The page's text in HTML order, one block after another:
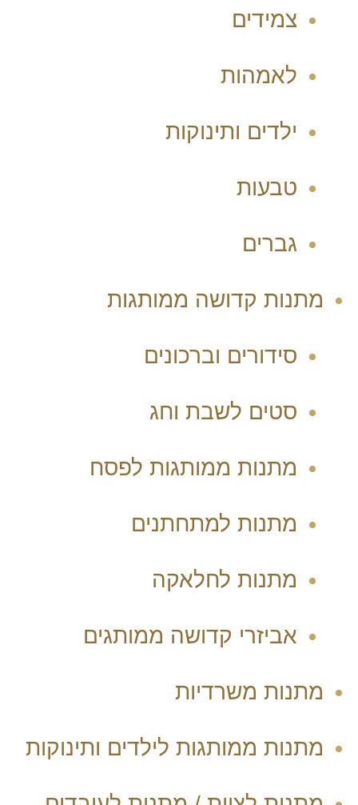
צמידים
לאמהות
ילדים ותינוקות
טבעות
גברים
מתנות קדושה ממותגות
סידורים וברכונים
סטים לשבת וחג
מתנות ממותגות לפסח
מתנות למתחתנים
מתנות לחלאקה
אביזרי קדושה ממותגים
מתנות משרדיות
מתנות ממותגות לילדים ותינוקות